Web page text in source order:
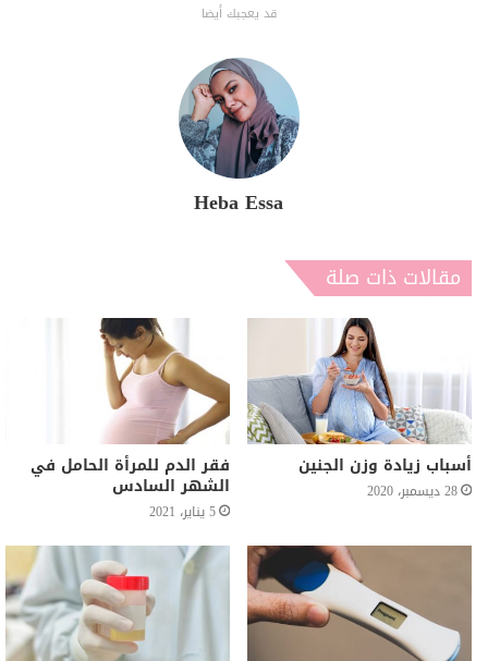
قد يعجبك أيضا
Heba Essa
مقالات ذات صلة
أسباب زيادة وزن الجنين
28 ديسمبر، 2020
فقر الدم للمرأة الحامل في
الشهر السادس
5 يناير، 2021